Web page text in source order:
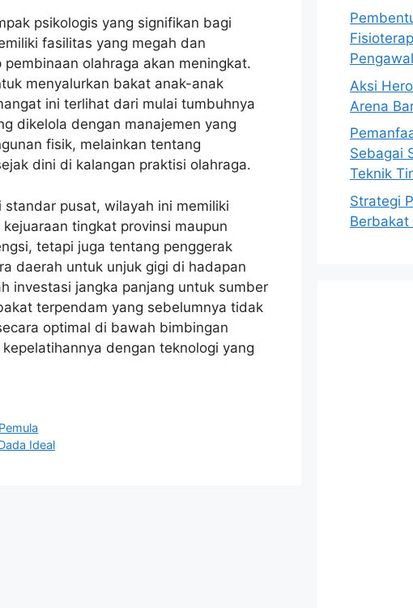
psikologis yang signifikan bagi
fasilitas yang megah dan
olahraga akan meningkat.
menyalurkan bakat anak-anak
ini terlihat dari mulai tumbuhnya
dikelola dengan manajemen yang
fisik, melainkan tentang
dini di kalangan praktisi olahraga.
pusat, wilayah ini memiliki
tingkat provinsi maupun
tetapi juga tentang penggerak
daerah untuk unjuk gigi di hadapan
investasi jangka panjang untuk sumber
terpendam yang sebelumnya tidak
optimal di bawah bimbingan
dengan teknologi yang
Ideal
Aksi
Arena
Sebagai
Teknik
Strategi
Berbakat